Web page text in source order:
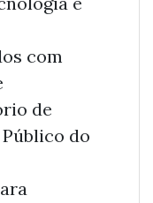
com
de
do